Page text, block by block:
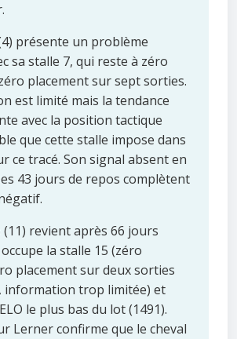
présente un problème
sa stalle 7, qui reste à zéro
placement sur sept sorties.
est limité mais la tendance
avec la position tactique
que cette stalle impose dans
ce tracé. Son signal absent en
43 jours de repos complètent
(11) revient après 66 jours
la stalle 15 (zéro
placement sur deux sorties
information trop limitée) et
le plus bas du lot (1491).
Lerner confirme que le cheval